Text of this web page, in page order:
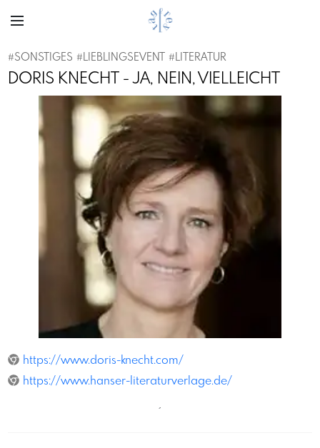
#SONSTIGES #LIEBLINGSEVENT #LITERATUR
DORIS KNECHT - JA, NEIN, VIELLEICHT
Previous
https://www.doris-knecht.com/
https://www.hanser-literaturverlage.de/
´